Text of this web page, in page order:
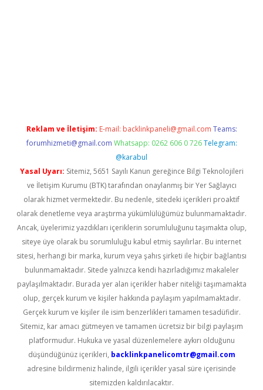
Reklam ve İletişim: E-mail: backlinkpaneli@gmail.com Teams:
forumhizmeti@gmail.com Whatsapp: 0262 606 0 726 Telegram:
@karabul
Yasal Uyarı: Sitemiz, 5651 Sayılı Kanun gereğince Bilgi Teknolojileri
ve İletişim Kurumu (BTK) tarafından onaylanmış bir Yer Sağlayıcı
olarak hizmet vermektedir. Bu nedenle, sitedeki içerikleri proaktif
olarak denetleme veya araştırma yükümlülüğümüz bulunmamaktadır.
Ancak, üyelerimiz yazdıkları içeriklerin sorumluluğunu taşımakta olup,
siteye üye olarak bu sorumluluğu kabul etmiş sayılırlar. Bu internet
sitesi, herhangi bir marka, kurum veya şahıs şirketi ile hiçbir bağlantısı
bulunmamaktadır. Sitede yalnızca kendi hazırladığımız makaleler
paylaşılmaktadır. Burada yer alan içerikler haber niteliği taşımamakta
olup, gerçek kurum ve kişiler hakkında paylaşım yapılmamaktadır.
Gerçek kurum ve kişiler ile isim benzerlikleri tamamen tesadüfidir.
Sitemiz, kar amacı gütmeyen ve tamamen ücretsiz bir bilgi paylaşım
platformudur. Hukuka ve yasal düzenlemelere aykırı olduğunu
düşündüğünüz içerikleri, backlinkpanelicomtr@gmail.com
adresine bildirmeniz halinde, ilgili içerikler yasal süre içerisinde
sitemizden kaldırılacaktır.